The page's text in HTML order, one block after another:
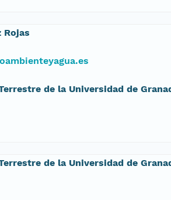
Rojas
de la Universidad de
de la Universidad de